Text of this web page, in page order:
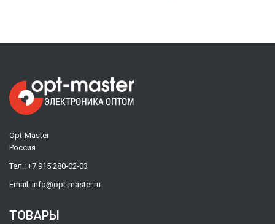
Opt-Master
Россия
Тел.: +7 915 280-02-03
Email: info@opt-master.ru
ТОВАРЫ